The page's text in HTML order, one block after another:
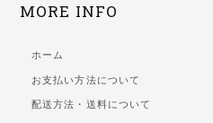
MORE INFO
ホーム
お支払い方法について
配送方法・送料について